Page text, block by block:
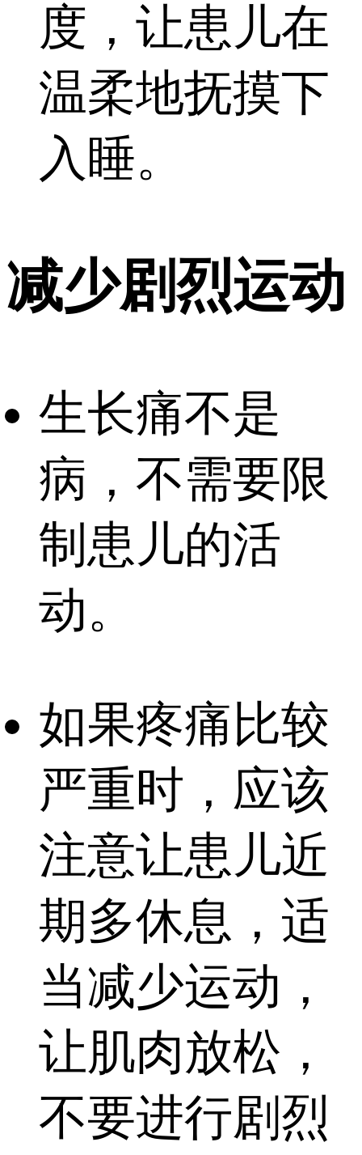
度，让患儿在
温柔地抚摸下
入睡。
减少剧烈运动
生长痛不是
病，不需要限
制患儿的活
动。
如果疼痛比较
严重时，应该
注意让患儿近
期多休息，适
当减少运动，
让肌肉放松，
不要进行剧烈